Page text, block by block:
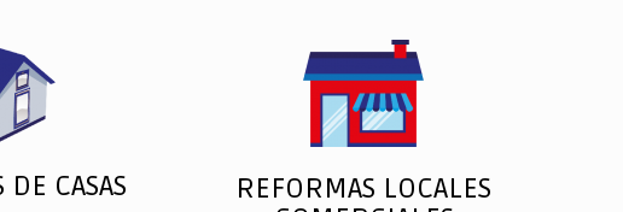
CASAS
REFORMAS LOCALES